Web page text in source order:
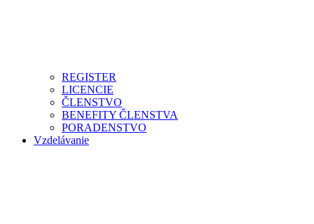
REGISTER
LICENCIE
ČLENSTVO
BENEFITY ČLENSTVA
PORADENSTVO
Vzdelávanie